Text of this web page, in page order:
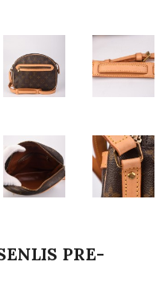
PRE-